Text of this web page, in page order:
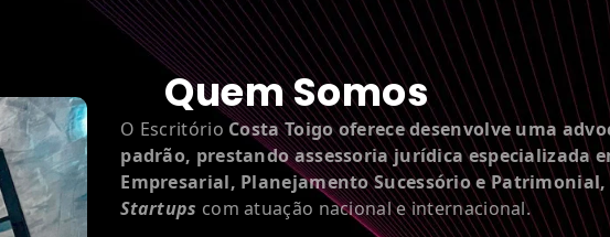
Quem Somos
O Escritório Costa Toigo oferece desenvolve uma
padrão, prestando assessoria jurídica especializada
Empresarial, Planejamento Sucessório e Patrimonial,
Startups com atuação nacional e internacional.